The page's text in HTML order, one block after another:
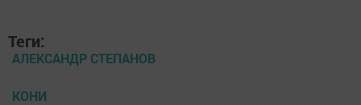
Теги:
АЛЕКСАНДР СТЕПАНОВ
КОНИ